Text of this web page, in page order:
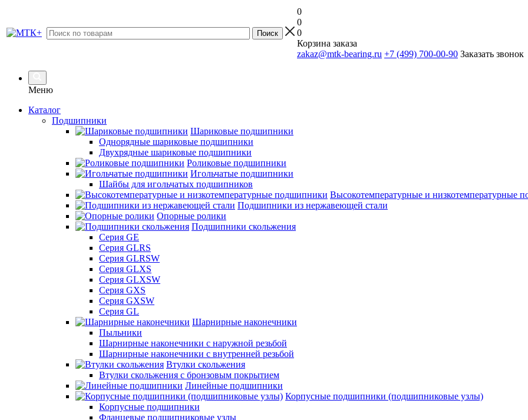
0
0
0
Корзина заказа
zakaz@mtk-bearing.ru +7 (499) 700-00-90 Заказать звонок
Меню
Каталог
Подшипники
Шариковые подшипники
Однорядные шариковые подшипники
Двухрядные шариковые подшипники
Роликовые подшипники
Игольчатые подшипники
Шайбы для игольчатых подшипников
Высокотемпературные и низкотемпературные
Подшипники из нержавеющей стали
Опорные ролики
Подшипники скольжения
Серия GE
Серия GLRS
Серия GLRSW
Серия GLXS
Серия GLXSW
Серия GXS
Серия GXSW
Серия GL
Шарнирные наконечники
Пыльники
Шарнирные наконечники с наружной резьбой
Шарнирные наконечники с внутренней резьбой
Втулки скольжения
Втулки скольжения с бронзовым покрытием
Линейные подшипники
Корпусные подшипники (подшипниковые узлы)
Корпусные подшипники
Фланцевые подшипниковые узлы